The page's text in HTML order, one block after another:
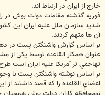
خارج از ايران در ارتباط اند.
فوريه گذشته مقامات دولت بوش در
شديد سازمان ملل عليه ايران اين
آن ها متهم كردند.
بر اساس گزارش واشنگتن پست در
عنوان همكار القاعده توسط يكي از
تهاجمي تر آمريكا عليه ايران است
بر اساس نوشته واشنگتن پست با
اعضاي القاعده را كه قصد داشتند از